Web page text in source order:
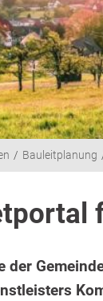
Bauleitplanung